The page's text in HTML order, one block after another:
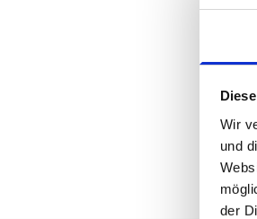
Wir
und
der